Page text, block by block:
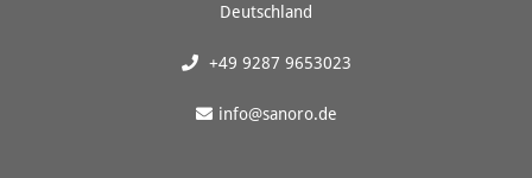
Deutschland
+49 9287 9653023
info@sanoro.de